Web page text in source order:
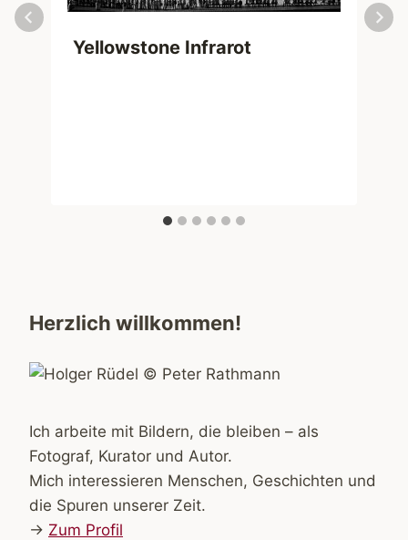
Yellowstone Infrarot
Herzlich willkommen!
Ich arbeite mit Bildern, die bleiben – als
Fotograf, Kurator und Autor.
Mich interessieren Menschen, Geschichten und
die Spuren unserer Zeit.
→ Zum Profil